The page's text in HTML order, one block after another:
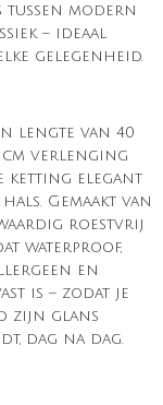
tussen modern
– ideaal
gelegenheid.
lengte van 40
cm verlenging
ketting elegant
Gemaakt van
roestvrij
waterproof,
en
is – zodat je
zijn glans
dag na dag.